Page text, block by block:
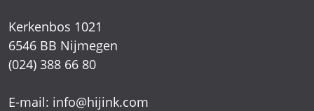
Kerkenbos 1021
6546 BB Nijmegen
(024) 388 66 80
E-mail: info@hijink.com